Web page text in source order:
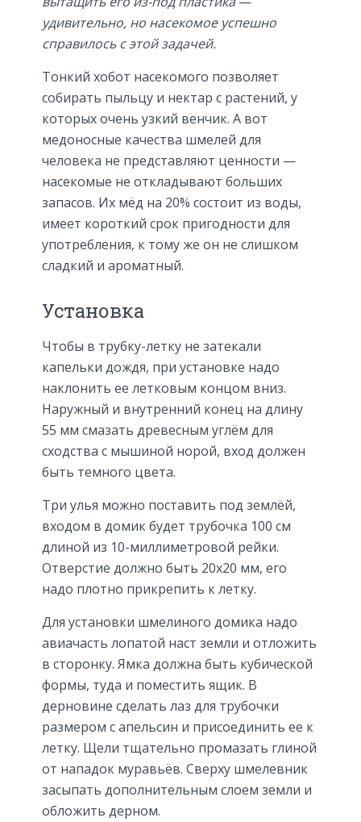
удивительно, но насекомое успешно
справилось с этой задачей.
Тонкий хобот насекомого позволяет
собирать пыльцу и нектар с растений, у
которых очень узкий венчик. А вот
медоносные качества шмелей для
человека не представляют ценности —
насекомые не откладывают больших
запасов. Их мёд на 20% состоит из воды,
имеет короткий срок пригодности для
употребления, к тому же он не слишком
сладкий и ароматный.
Установка
Чтобы в трубку-летку не затекали
капельки дождя, при установке надо
наклонить ее летковым концом вниз.
Наружный и внутренний конец на длину
55 мм смазать древесным углём для
сходства с мышиной норой, вход должен
быть темного цвета.
Три улья можно поставить под землёй,
входом в домик будет трубочка 100 см
длиной из 10-миллиметровой рейки.
Отверстие должно быть 20х20 мм, его
надо плотно прикрепить к летку.
Для установки шмелиного домика надо
авиачасть лопатой наст земли и отложить
в сторонку. Ямка должна быть кубической
формы, туда и поместить ящик. В
дерновине сделать лаз для трубочки
размером с апельсин и присоединить ее к
летку. Щели тщательно промазать глиной
от нападок муравьёв. Сверху шмелевник
засыпать дополнительным слоем земли и
обложить дерном.